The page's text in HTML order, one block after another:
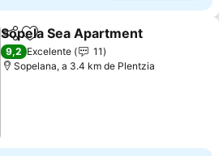
PartilharAdicionar aos favoritos
Sopela Sea Apartment
9,2 Excelente
11
Sopelana, a 3.4 km de Plentzia